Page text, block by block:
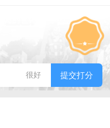
很好 提交打分